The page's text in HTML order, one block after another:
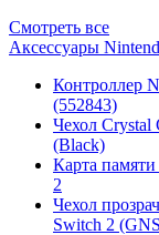
Смотреть все
Аксессуары
Контроллер
(552843)
Чехол Сrystal
(Black)
Карта
2
Чехол
Switch 2